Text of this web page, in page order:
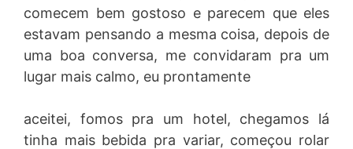
comecem bem gostoso e parecem que eles
estavam pensando a mesma coisa, depois de
uma boa conversa, me convidaram pra um
lugar mais calmo, eu prontamente
aceitei, fomos pra um hotel, chegamos lá
tinha mais bebida pra variar, começou rolar